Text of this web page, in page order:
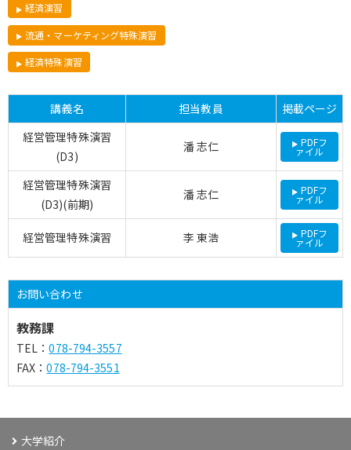
経済演習
流通・マーケティング特殊演習
経済特殊演習
講義名 担当教員
掲載ページ
経営管理特殊演習
(D3)
潘 志仁 PDFフ
ァイル
経営管理特殊演習
(D3)(前期)
潘 志仁 PDFフ
ァイル
経営管理特殊演習 李 東浩 PDFフ
ァイル
お問い合わせ
教務課
TEL：078-794-3557
FAX：078-794-3551
大学紹介